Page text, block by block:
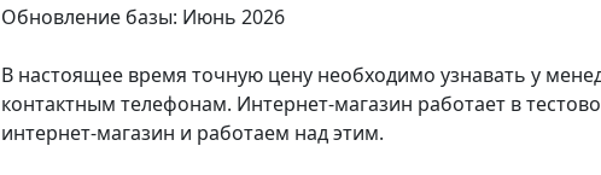
Обновление базы: Июнь 2026
В настоящее время точную цену необходимо узнавать у
контактным телефонам. Интернет-магазин работает в
интернет-магазин и работаем над этим.